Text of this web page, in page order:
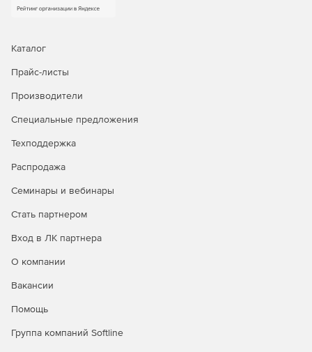
Каталог
Прайс-листы
Производители
Специальные предложения
Техподдержка
Распродажа
Семинары и вебинары
Стать партнером
Вход в ЛК партнера
О компании
Вакансии
Помощь
Группа компаний Softline